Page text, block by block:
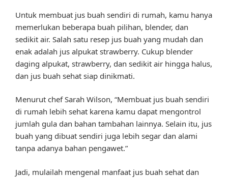
Untuk membuat jus buah sendiri di rumah, kamu hanya
memerlukan beberapa buah pilihan, blender, dan
sedikit air. Salah satu resep jus buah yang mudah dan
enak adalah jus alpukat strawberry. Cukup blender
daging alpukat, strawberry, dan sedikit air hingga halus,
dan jus buah sehat siap dinikmati.
Menurut chef Sarah Wilson, “Membuat jus buah sendiri
di rumah lebih sehat karena kamu dapat mengontrol
jumlah gula dan bahan tambahan lainnya. Selain itu, jus
buah yang dibuat sendiri juga lebih segar dan alami
tanpa adanya bahan pengawet.”
Jadi, mulailah mengenal manfaat jus buah sehat dan